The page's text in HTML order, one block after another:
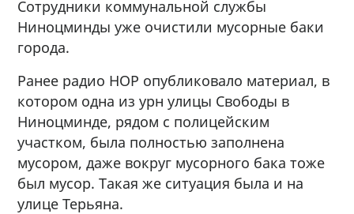
Сотрудники коммунальной службы
Ниноцминды уже очистили мусорные баки
города.
Ранее радио НОР опубликовало материал, в
котором одна из урн улицы Свободы в
Ниноцминде, рядом с полицейским
участком, была полностью заполнена
мусором, даже вокруг мусорного бака тоже
был мусор. Такая же ситуация была и на
улице Терьяна.